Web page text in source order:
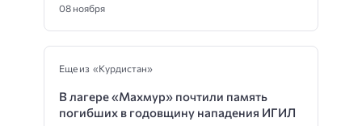
08 ноября
Еще из «Курдистан»
В лагере «Махмур» почтили память
погибших в годовщину нападения ИГИЛ